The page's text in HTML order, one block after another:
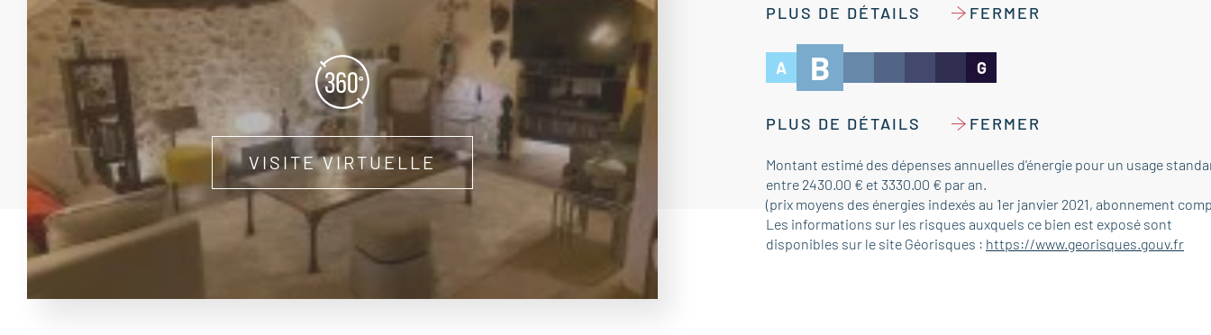
VISITE VIRTUELLE
PLUS DE DÉTAILS FERMER
A B G
PLUS DE DÉTAILS FERMER
Montant estimé des dépenses annuelles d'énergie pour un usage
entre 2430.00 € et 3330.00 € par an.
(prix moyens des énergies indexés au 1er janvier 2021, abonnement
Les informations sur les risques auxquels ce bien est exposé sont
disponibles sur le site Géorisques : https://www.georisques.gouv.fr